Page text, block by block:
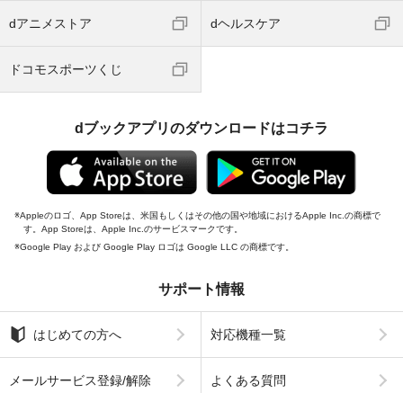
dアニメストア dヘルスケア
ドコモスポーツくじ
dブックアプリのダウンロードはコチラ
Appleのロゴ、App Storeは、米国もしくはその他の国や地域におけるApple Inc.の商標で
す。App Storeは、Apple Inc.のサービスマークです。
Google Play および Google Play ロゴは Google LLC の商標です。
サポート情報
はじめての方へ 対応機種一覧
メールサービス登録/解除 よくある質問